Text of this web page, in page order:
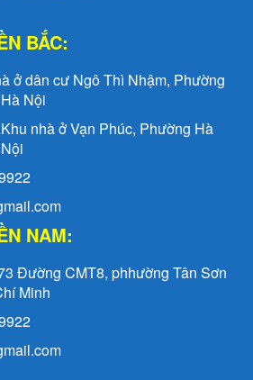
BẮC:
ở dân cư Ngô Thì Nhậm, Phường
Nội
nhà ở Vạn Phúc, Phường Hà
NAM:
Đường CMT8, phhường Tân Sơn
Minh